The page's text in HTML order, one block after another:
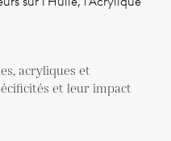
acryliques et
et leur impact